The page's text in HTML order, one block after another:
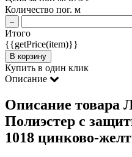
Количество пог. м
–
Итого
{{getPrice(item)}}
В корзину
Купить в один клик
Описание
Описание товара
Полиэстер с
1018 цинково-